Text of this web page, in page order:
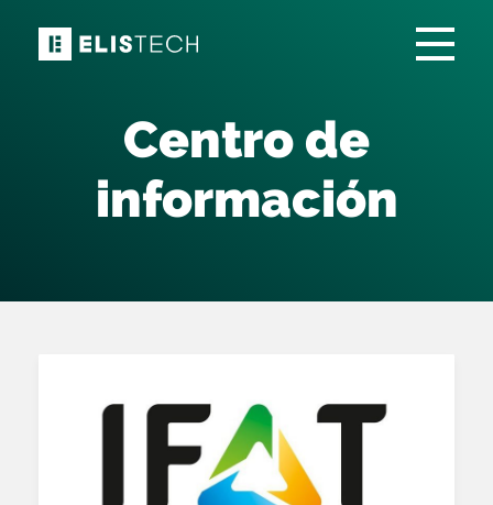
Centro de
información